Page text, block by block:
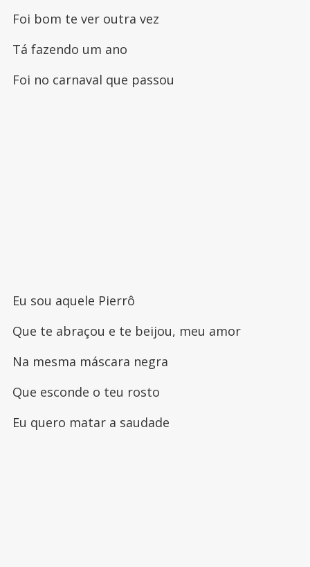
Foi bom te ver outra vez
Tá fazendo um ano
Foi no carnaval que passou
Eu sou aquele Pierrô
Que te abraçou e te beijou, meu amor
Na mesma máscara negra
Que esconde o teu rosto
Eu quero matar a saudade